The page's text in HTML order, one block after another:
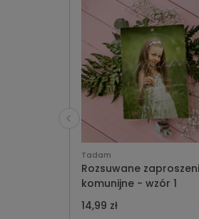
Tadam
Rozsuwane
komunijne - wzór 1
14,99 zł